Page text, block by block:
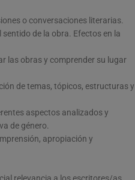
o conversaciones literarias.
de la obra. Efectos en la
las obras y comprender su lugar
de temas, tópicos, estructuras y
aspectos analizados y
de género.
apropiación y